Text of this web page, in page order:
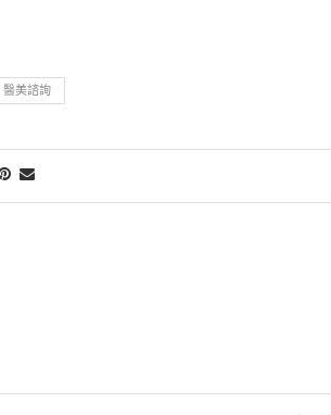
醫美諮詢